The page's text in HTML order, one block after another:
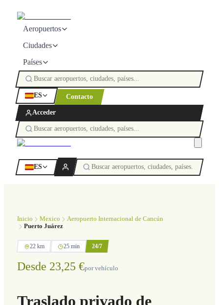
Aeropuertos
Ciudades
Países
ES Contacto
Acceder
ES
Inicio Mexico
Aeropuerto Internacional de Cancún
Puerto Juárez
22 km 25 min 24/7
Desde 23,25 €por vehículo
Traslado privado de